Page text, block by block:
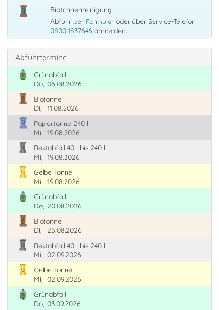
Biotonnenreinigung
Abfuhr per Formular oder über Service-Telefon
0800 1837646 anmelden.
Abfuhrtermine
Grünabfall
Do, 06.08.2026
Biotonne
Di,
11.08.2026
Papiertonne 240 l
Mi,
19.08.2026
Restabfall 40 l bis 240 l
Mi,
19.08.2026
Gelbe Tonne
Mi,
19.08.2026
Grünabfall
Do, 20.08.2026
Biotonne
Di,
25.08.2026
Restabfall 40 l bis 240 l
Mi,
02.09.2026
Gelbe Tonne
Mi,
02.09.2026
Grünabfall
Do, 03.09.2026